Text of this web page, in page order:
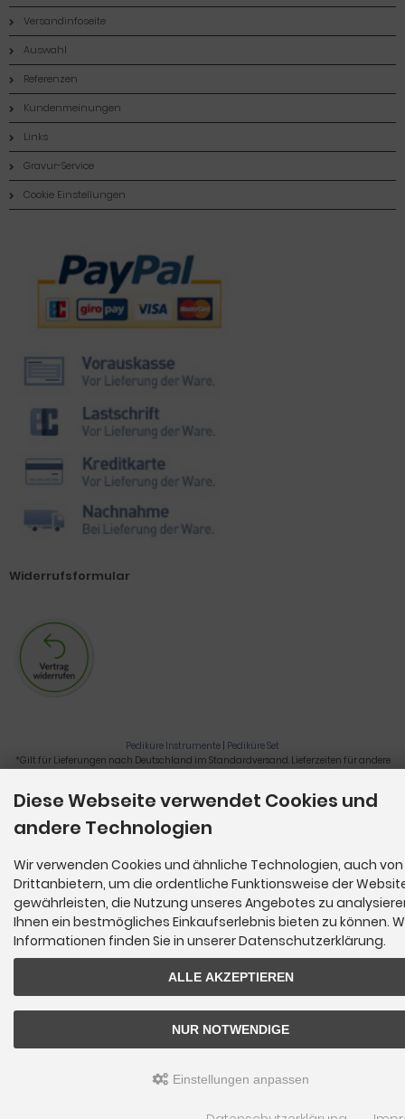
Versandinfoseite
Auswahl
Referenzen
Kundenmeinungen
Links
Gravur-Service
Cookie Einstellungen
Zahlungsmethoden
Widerrufsformular
Pediküre Instrumente | Pediküre Set
*Gilt für Lieferungen nach Deutschland im Standardversand. Lieferzeiten für andere
Nagelzange, Podologie, Pediküre, Fußpflegegeräte, Nagelfräser © 2026
Diese Webseite verwendet Cookies und
andere Technologien
Wir verwenden Cookies und ähnliche Technologien, auch von
Drittanbietern, um die ordentliche Funktionsweise der
gewährleisten, die Nutzung unseres Angebotes zu
Ihnen ein bestmögliches Einkaufserlebnis bieten zu können.
Informationen finden Sie in unserer Datenschutzerklärung.
ALLE AKZEPTIEREN
NUR NOTWENDIGE
Einstellungen anpassen